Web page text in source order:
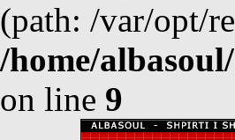
(path: /var/opt/
/home/
on line 9